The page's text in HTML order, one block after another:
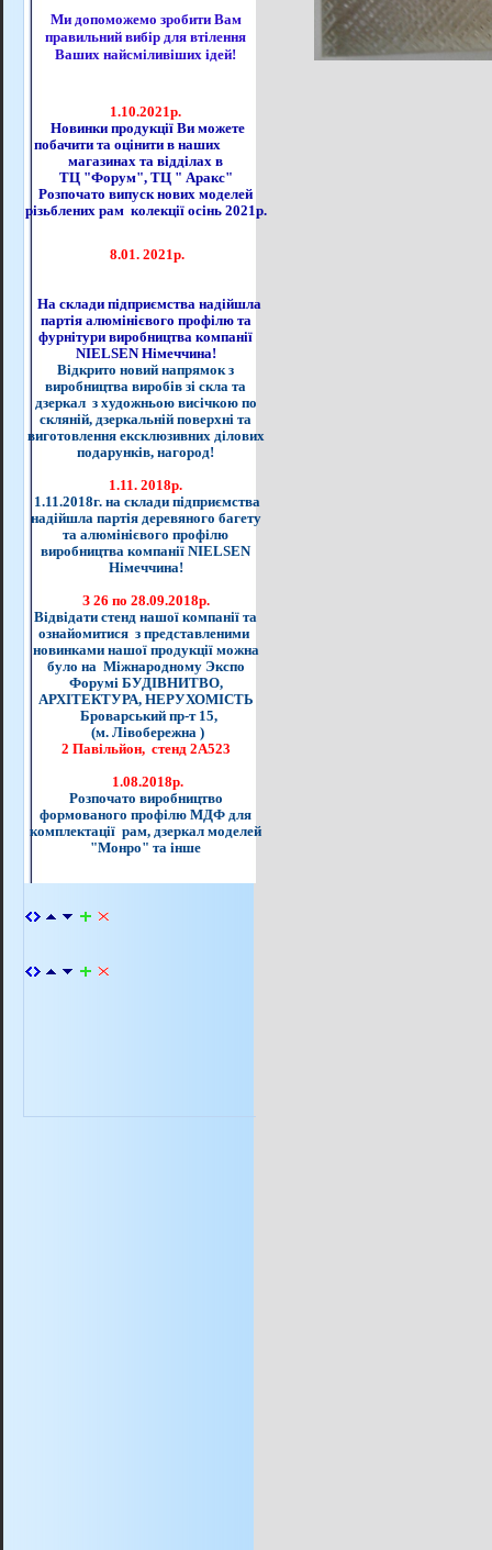
Ми допоможемо зробити Вам
правильний вибір для втілення
Ваших найсміливіших ідей!
1.10.2021р.
Новинки продукції Ви можете
побачити та оцінити в наших
магазинах та відділах в
ТЦ "Форум", ТЦ " Аракс"
Розпочато випуск нових моделей
різьблених рам колекції осінь 2021р.
8.01. 2021р.
На склади підприємства надійшла
партія алюмінієвого профілю та
фурнітури виробництва компанії
NIELSEN Німеччина!
Відкрито новий напрямок з
виробництва виробів зі скла та
дзеркал з художньою висічкою по
скляній, дзеркальній поверхні та
виготовлення ексклюзивних ділових
подарунків, нагород!
1.11. 2018р.
1.11.2018г. на склади підприємства
надійшла партія деревяного багету
та алюмінієвого профілю
виробництва компанії NIELSEN
Німеччина!
З 26 по 28.09.2018р.
Відвідати стенд нашої компанії та
ознайомитися з представленими
новинками нашої продукції можна
було на Міжнародному Экспо
Форумі БУДІВНИТВО,
АРХІТЕКТУРА, НЕРУХОМІСТЬ
Броварський пр-т 15,
(м. Лівобережна )
2 Павільйон, стенд 2А523
1.08.2018р.
Розпочато виробництво
формованого профілю МДФ для
комплектації рам, дзеркал моделей
"Монро" та інше